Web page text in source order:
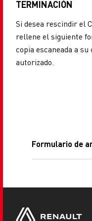
TERMINACIÓN
Si desea rescindir el
rellene el siguiente
copia escaneada a
autorizado.
Formulario de